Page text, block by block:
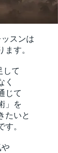
スンは
す。
して
く
じて
」を
たいと
。